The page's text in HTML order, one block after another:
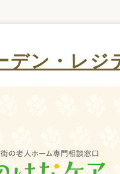
デン・レジ